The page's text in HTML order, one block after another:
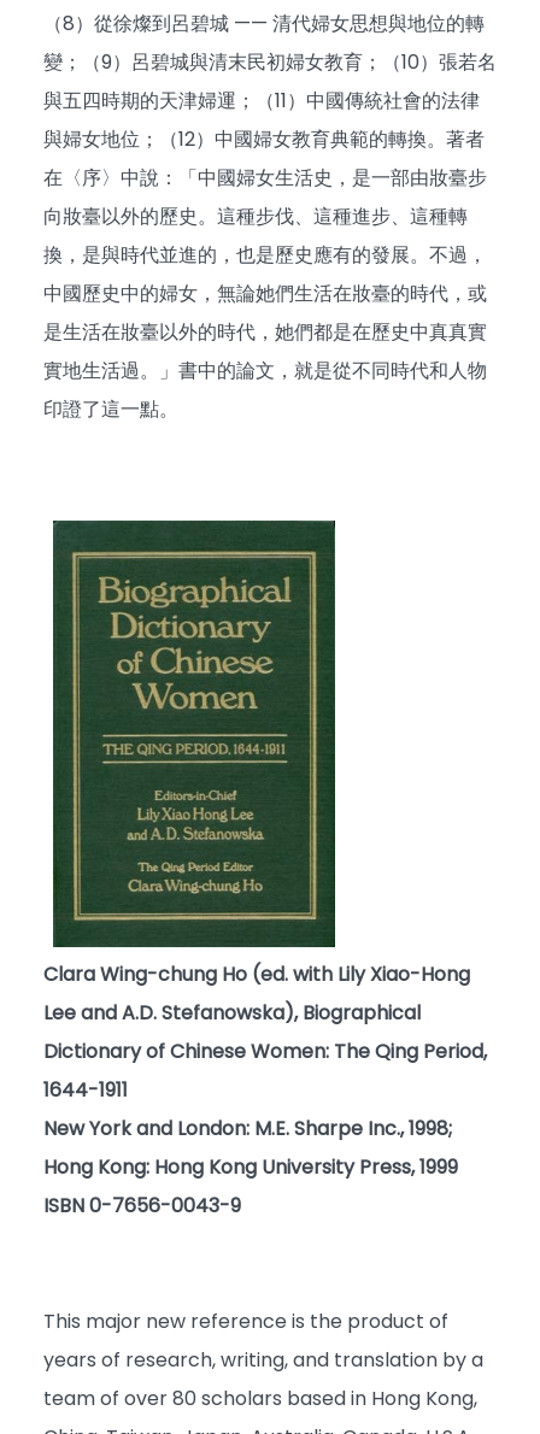
（8）從徐燦到呂碧城 —— 清代婦女思想與地位的轉
變；（9）呂碧城與清末民初婦女教育；（10）張若名
與五四時期的天津婦運；（11）中國傳統社會的法律
與婦女地位；（12）中國婦女教育典範的轉換。著者
在〈序〉中說：「中國婦女生活史，是一部由妝臺步
向妝臺以外的歷史。這種步伐、這種進步、這種轉
換，是與時代並進的，也是歷史應有的發展。不過，
中國歷史中的婦女，無論她們生活在妝臺的時代，或
是生活在妝臺以外的時代，她們都是在歷史中真真實
實地生活過。」書中的論文，就是從不同時代和人物
印證了這一點。
Clara Wing-chung Ho (ed. with Lily Xiao-Hong
Lee and A.D. Stefanowska), Biographical
Dictionary of Chinese Women: The Qing Period,
1644-1911
New York and London: M.E. Sharpe Inc., 1998;
Hong Kong: Hong Kong University Press, 1999
ISBN 0-7656-0043-9
This major new reference is the product of
years of research, writing, and translation by a
team of over 80 scholars based in Hong Kong,